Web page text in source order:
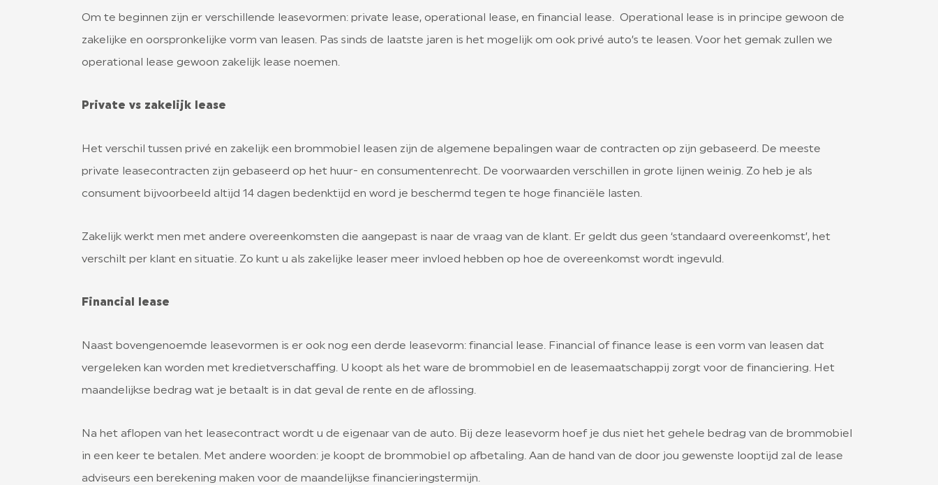
Om te beginnen zijn er verschillende leasevormen: private lease, operational lease, en financial lease. Operational lease is in principe gewoon de
zakelijke en oorspronkelijke vorm van leasen. Pas sinds de laatste jaren is het mogelijk om ook privé auto’s te leasen. Voor het gemak zullen we
operational lease gewoon zakelijk lease noemen.
Private vs zakelijk lease
Het verschil tussen privé en zakelijk een brommobiel leasen zijn de algemene bepalingen waar de contracten op zijn gebaseerd. De meeste
private leasecontracten zijn gebaseerd op het huur- en consumentenrecht. De voorwaarden verschillen in grote lijnen weinig. Zo heb je als
consument bijvoorbeeld altijd 14 dagen bedenktijd en word je beschermd tegen te hoge financiële lasten.
Zakelijk werkt men met andere overeenkomsten die aangepast is naar de vraag van de klant. Er geldt dus geen ‘standaard overeenkomst’, het
verschilt per klant en situatie. Zo kunt u als zakelijke leaser meer invloed hebben op hoe de overeenkomst wordt ingevuld.
Financial lease
Naast bovengenoemde leasevormen is er ook nog een derde leasevorm: financial lease. Financial of finance lease is een vorm van leasen dat
vergeleken kan worden met kredietverschaffing. U koopt als het ware de brommobiel en de leasemaatschappij zorgt voor de financiering. Het
maandelijkse bedrag wat je betaalt is in dat geval de rente en de aflossing.
Na het aflopen van het leasecontract wordt u de eigenaar van de auto. Bij deze leasevorm hoef je dus niet het gehele bedrag van de brommobiel
in een keer te betalen. Met andere woorden: je koopt de brommobiel op afbetaling. Aan de hand van de door jou gewenste looptijd zal de lease
adviseurs een berekening maken voor de maandelijkse financieringstermijn.